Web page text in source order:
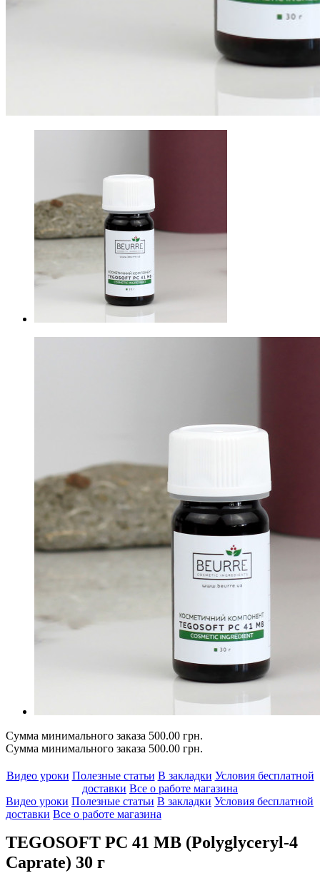
Сумма минимального заказа 500.00 грн.
Сумма минимального заказа 500.00 грн.
Видео уроки Полезные статьи В закладки Условия бесплатной
доставки Все о работе магазина
Видео уроки Полезные статьи В закладки Условия бесплатной
доставки Все о работе магазина
TEGOSOFT PC 41 MB (Polyglyceryl-4
Caprate) 30 г